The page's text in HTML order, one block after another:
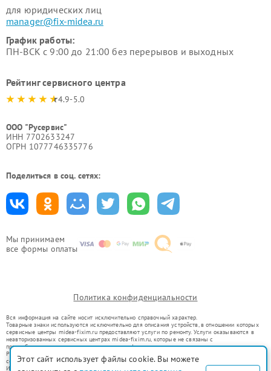
Мы принимаем
все формы оплаты
для юридических лиц
manager@fix-midea.ru
График работы:
ПН-ВСК с 9:00 до 21:00 без перерывов и выходных
Рейтинг сервисного центра
4.9-5.0
ООО "Русервис"
ИНН 7702633247
ОГРН 1077746335776
Поделиться в соц. сетях:
Политика конфиденциальности
Вся информация на сайте носит исключительно справочный характер.
Товарные знаки используются исключительно для описания устройств, в отношении которых
сервисные центры midea-fixim.ru предоставляют услуги по ремонту. Услуги оказываются в
неавторизованных сервисных центрах midea-fixim.ru, которые не связаны с
правообладателями товарных знаков или их официальными представителями.
Ремонт осуществляется для устройств, уже введенных в гражданский оборот в соответствии
со статьей 1487 ГК РФ.
Использование товарных знаков не преследует цели индивидуализации услуг или введения
Этот сайт использует файлы cookie. Вы можете